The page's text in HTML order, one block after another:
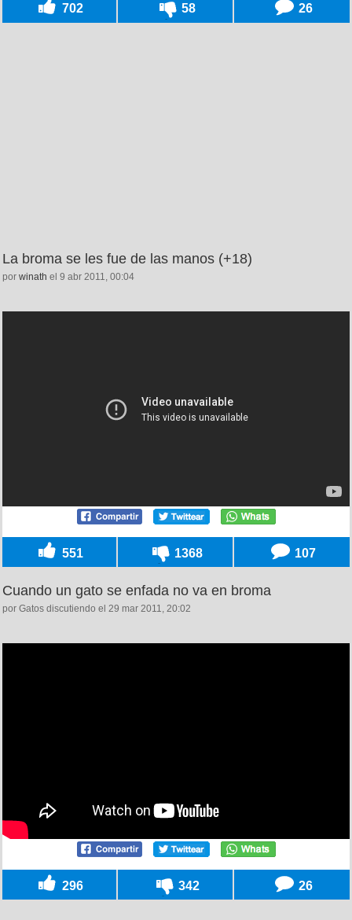
702 58 26
La broma se les fue de las manos (+18)
por winath el 9 abr 2011, 00:04
551 1368 107
Cuando un gato se enfada no va en broma
por Gatos discutiendo el 29 mar 2011, 20:02
296 342 26